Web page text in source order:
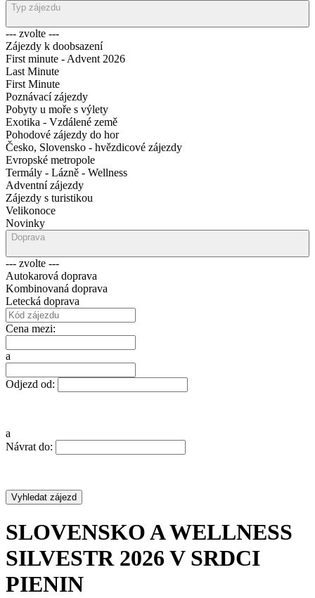
Typ zájezdu
--- zvolte ---
Zájezdy k doobsazení
First minute - Advent 2026
Last Minute
First Minute
Poznávací zájezdy
Pobyty u moře s výlety
Exotika - Vzdálené země
Pohodové zájezdy do hor
Česko, Slovensko - hvězdicové zájezdy
Evropské metropole
Termály - Lázně - Wellness
Adventní zájezdy
Zájezdy s turistikou
Velikonoce
Novinky
Doprava
--- zvolte ---
Autokarová doprava
Kombinovaná doprava
Letecká doprava
Cena mezi:
a
Odjezd od:
a
Návrat do:
SLOVENSKO A WELLNESS
SILVESTR 2026 V SRDCI
PIENIN